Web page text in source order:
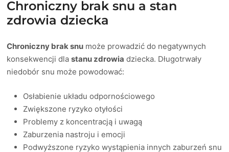
Chroniczny brak snu a stan
zdrowia dziecka
Chroniczny brak snu może prowadzić do negatywnych
konsekwencji dlastanu zdrowia dziecka. Długotrwały
niedobór snu może powodować:
Osłabienie układu odpornościowego
Zwiększone ryzyko otyłości
Problemy z koncentracją i uwagą
Zaburzenia nastroju i emocji
Podwyższone ryzyko wystąpienia innych zaburzeń snu